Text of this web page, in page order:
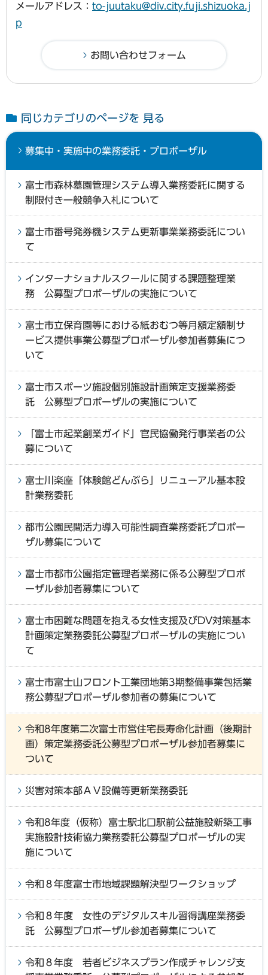
メールアドレス： to-juutaku@div.city.fuji.shizuoka.j
p
同じカテゴリのページを 見る
募集中・実施中の業務委託・プロポーザル
富士市森林墓園管理システム導入業務委託に関する
制限付き一般競争入札について
富士市番号発券機システム更新事業業務委託につい
て
インターナショナルスクールに関する課題整理業
務 公募型プロポーザルの実施について
富士市立保育園等における紙おむつ等月額定額制サ
ービス提供事業公募型プロポーザル参加者募集につ
いて
富士市スポーツ施設個別施設計画策定支援業務委
託 公募型プロポーザルの実施について
「富士市起業創業ガイド」官民協働発行事業者の公
募について
富士川楽座「体験館どんぶら」リニューアル基本設
計業務委託
都市公園民間活力導入可能性調査業務委託プロポー
ザル募集について
富士市都市公園指定管理者業務に係る公募型プロポ
ーザル参加者募集について
富士市困難な問題を抱える女性支援及びDV対策基本
計画策定業務委託公募型プロポーザルの実施につい
て
富士市富士山フロント工業団地第3期整備事業包括業
務公募型プロポーザル参加者の募集について
令和8年度第二次富士市営住宅長寿命化計画（後期計
画）策定業務委託公募型プロポーザル参加者募集に
ついて
災害対策本部ＡＶ設備等更新業務委託
令和8年度（仮称）富士駅北口駅前公益施設新築工事
実施設計技術協力業務委託公募型プロポーザルの実
施について
令和８年度富士市地域課題解決型ワークショップ
令和８年度 女性のデジタルスキル習得講座業務委
託 公募型プロポーザル参加者募集について
令和８年度 若者ビジネスプラン作成チャレンジ支